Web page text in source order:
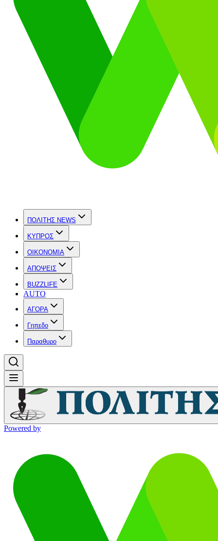
ΠΟΛΙΤΗΣ NEWS
ΚΥΠΡΟΣ
OIKONOMIA
ΑΠΟΨΕΙΣ
BUZZLIFE
AUTO
ΑΓΟΡΑ
Γηπεδο
Παραθυρο
Powered by